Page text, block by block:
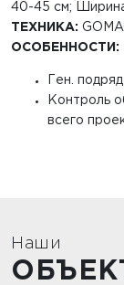
40-45 см;
ТЕХНИКА:
ОСОБЕННОСТИ:
Ген.
Контроль
всего
Наши